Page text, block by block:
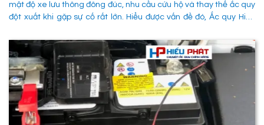
mật độ xe lưu thông đông đúc, nhu cầu cứu hộ và thay thế ắc quy
đột xuất khi gặp sự cố rất lớn. Hiểu được vấn đề đó, Ắc quy Hiếu
Hữu Quận 9 một cách nhanh chóng, chuyên nghiệp và đảm bảo
mọi hoạt động của các phương tiên giao thông không bị gián
đoạn. 1. Dịch vụ thay ắc quy tận nơi tại Phường Phú Hữu Quận 9
nhanh chóng, uy tín